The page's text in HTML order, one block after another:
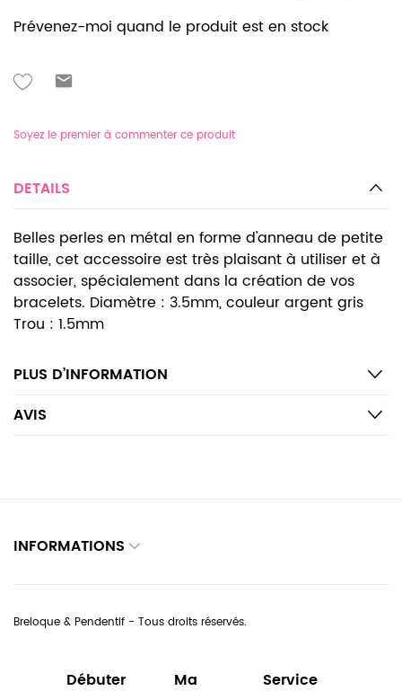
Prévenez-moi quand le produit est en stock
Soyez le premier à commenter ce produit
DETAILS
Belles perles en métal en forme d'anneau de petite
taille, cet accessoire est très plaisant à utiliser et à
associer, spécialement dans la création de vos
bracelets. Diamètre : 3.5mm, couleur argent gris
Trou : 1.5mm
PLUS D’INFORMATION
AVIS
INFORMATIONS
Breloque & Pendentif - Tous droits réservés.
Débuter
Ma
Service